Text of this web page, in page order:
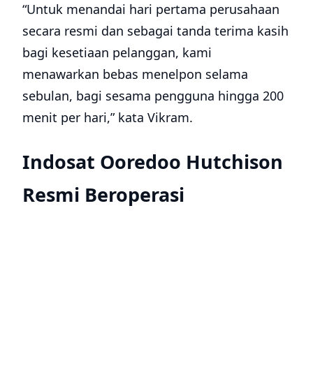
“Untuk menandai hari pertama perusahaan
secara resmi dan sebagai tanda terima kasih
bagi kesetiaan pelanggan, kami
menawarkan bebas menelpon selama
sebulan, bagi sesama pengguna hingga 200
menit per hari,” kata Vikram.
Indosat Ooredoo Hutchison
Resmi Beroperasi